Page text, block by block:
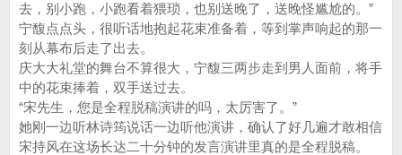
去，别小跑，小跑看着猥琐，也别送晚了，送晚怪尴尬的。”
宁馥点点头，很听话地抱起花束准备着，等到掌声响起的那一
刻从幕布后走了出去。
庆大大礼堂的舞台不算很大，宁馥三两步走到男人面前，将手
中的花束捧着，双手送过去。
“宋先生，您是全程脱稿演讲的吗，太厉害了。”
她刚一边听林诗筠说话一边听他演讲，确认了好几遍才敢相信
宋持风在这场长达二十分钟的发言演讲里真的是全程脱稿。